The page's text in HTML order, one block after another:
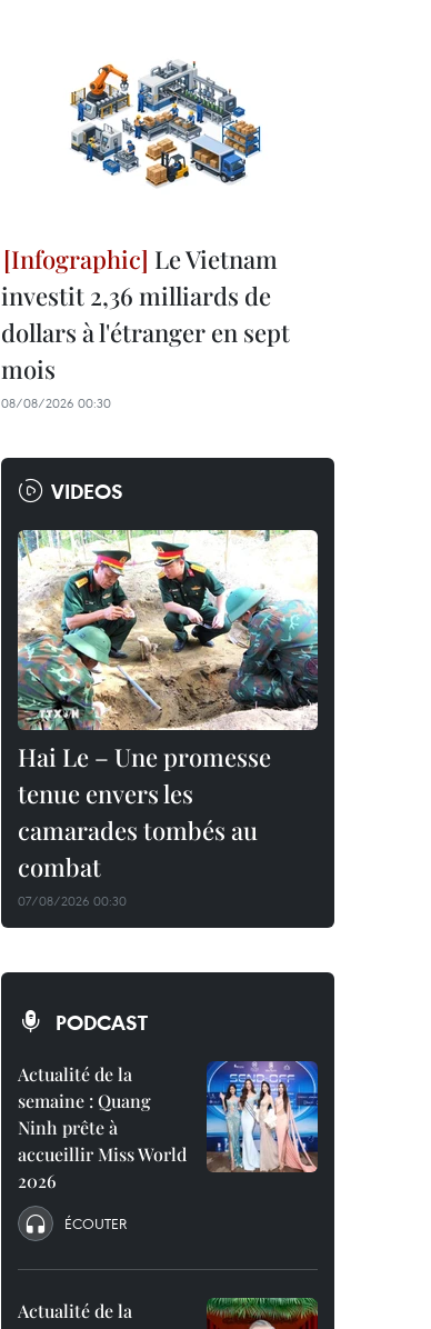
Le Vietnam
investit 2,36 milliards de
dollars à l'étranger en sept
mois
08/08/2026 00:30
VIDEOS
Hai Le – Une promesse
tenue envers les
camarades tombés au
combat
07/08/2026 00:30
PODCAST
Actualité de la
semaine : Quang
Ninh prête à
accueillir Miss World
2026
ÉCOUTER
Actualité de la